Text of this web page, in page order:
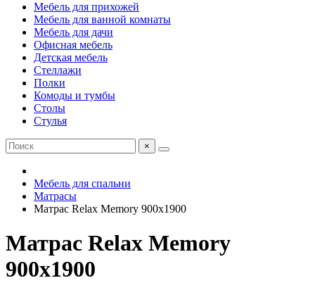
Мебель для прихожей
Мебель для ванной комнаты
Мебель для дачи
Офисная мебель
Детская мебель
Стеллажи
Полки
Комоды и тумбы
Столы
Стулья
×
Мебель для спальни
Матрасы
Матрас Relax Memory 900х1900
Матрас Relax Memory
900х1900